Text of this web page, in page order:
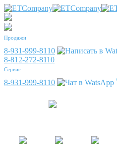
Продажи
8-931-999-8110
8-812-272-8110
Сервис
8-931-999-8110